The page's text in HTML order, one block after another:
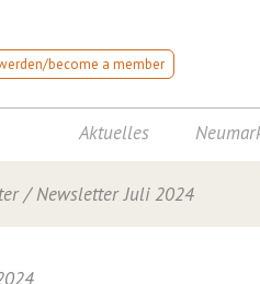
become a member
Aktuelles
/ Newsletter Juli 2024